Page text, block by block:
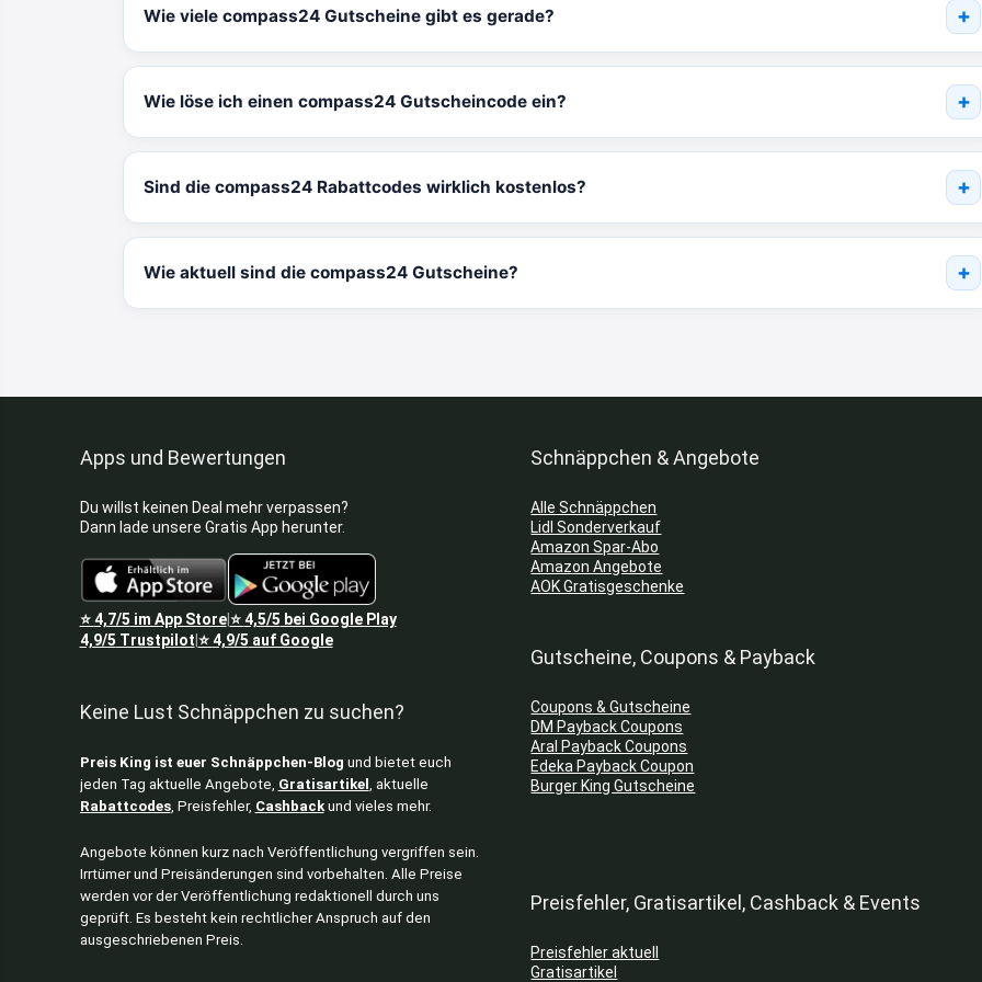
Wie viele compass24 Gutscheine gibt es gerade?
Wie löse ich einen compass24 Gutscheincode ein?
Sind die compass24 Rabattcodes wirklich kostenlos?
Wie aktuell sind die compass24 Gutscheine?
Apps und Bewertungen
Du willst keinen Deal mehr verpassen?
Dann lade unsere Gratis App herunter.
⭐4,7/5 im App Store|⭐4,5/5 bei Google Play
4,9/5 Trustpilot ⭐4,9/5 auf Google
Keine Lust Schnäppchen zu suchen?
Preis King ist euer Schnäppchen-Blog und bietet euch
jeden Tag aktuelle Angebote, Gratisartikel
, aktuelle
Rabattcodes, Preisfehler, Cashbackund vieles mehr.
Angebote können kurz nach Veröffentlichung vergriffen sein.
Irrtümer und Preisänderungen sind vorbehalten. Alle Preise
werden vor der Veröffentlichung redaktionell durch uns
geprüft. Es besteht kein rechtlicher Anspruch auf den
ausgeschriebenen Preis.
Schnäppchen & Angebote
Alle Schnäppchen
Lidl Sonderverkauf
Amazon Spar-Abo
Amazon Angebote
AOK Gratisgeschenke
Gutscheine, Coupons & Payback
Coupons & Gutscheine
DM Payback Coupons
Aral Payback Coupons
Edeka Payback Coupon
Burger King Gutscheine
Preisfehler, Gratisartikel, Cashback & Events
Preisfehler aktuell
Gratisartikel